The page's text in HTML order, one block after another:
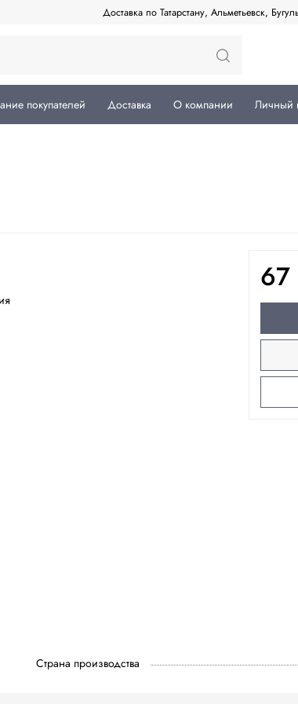
Доставка по Татарстану, Альметьевск,
покупателей Доставка О компании Личный
67
Страна производства